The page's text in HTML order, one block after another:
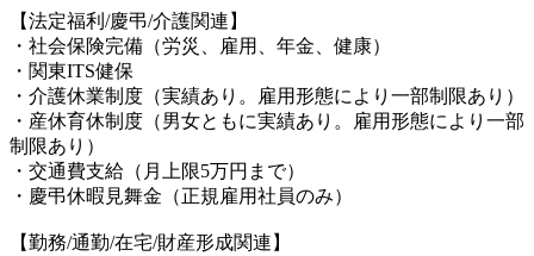
【法定福利/慶弔/介護関連】
・社会保険完備（労災、雇用、年金、健康）
・関東ITS健保
・介護休業制度（実績あり。雇用形態により一部制限あり）
・産休育休制度（男女ともに実績あり。雇用形態により一部
制限あり）
・交通費支給（月上限5万円まで）
・慶弔休暇見舞金（正規雇用社員のみ）
【勤務/通勤/在宅/財産形成関連】